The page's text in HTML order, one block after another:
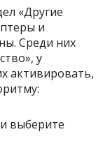
«Другие
и
Среди них
у
активировать,
выберите